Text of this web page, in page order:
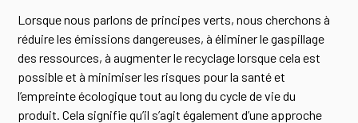
Lorsque nous parlons de principes verts, nous cherchons à
réduire les émissions dangereuses, à éliminer le gaspillage
des ressources, à augmenter le recyclage lorsque cela est
possible et à minimiser les risques pour la santé et
l’empreinte écologique tout au long du cycle de vie du
produit. Cela signifie qu’il s’agit également d’une approche